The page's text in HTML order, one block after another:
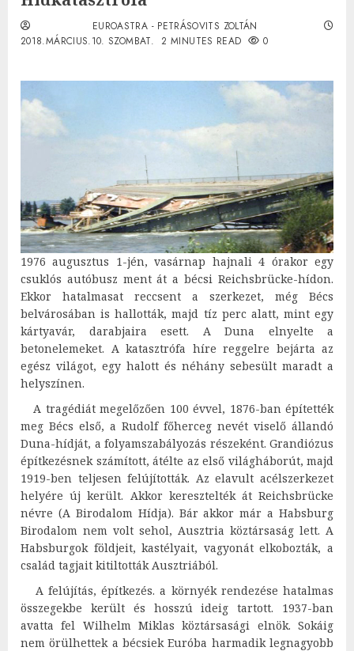
EUROASTRA - PETRÁSOVITS ZOLTÁN
2018.MÁRCIUS.10. SZOMBAT. 2 MINUTES READ 0
1976 augusztus 1-jén, vasárnap hajnali 4 órakor egy
csuklós autóbusz ment át a bécsi Reichsbrücke-hídon.
Ekkor hatalmasat reccsent a szerkezet, még Bécs
belvárosában is hallották, majd tíz perc alatt, mint egy
kártyavár, darabjaira esett. A Duna elnyelte a
betonelemeket. A katasztrófa híre reggelre bejárta az
egész világot, egy halott és néhány sebesült maradt a
helyszínen.
A tragédiát megelőzően 100 évvel, 1876-ban építették
meg Bécs első, a Rudolf főherceg nevét viselő állandó
Duna-hídját, a folyamszabályozás részeként. Grandiózus
építkezésnek számított, átélte az első világháborút, majd
1919-ben teljesen felújították. Az elavult acélszerkezet
helyére új került. Akkor keresztelték át Reichsbrücke
névre (A Birodalom Hídja). Bár akkor már a Habsburg
Birodalom nem volt sehol, Ausztria köztársaság lett. A
Habsburgok földjeit, kastélyait, vagyonát elkobozták, a
család tagjait kitiltották Ausztriából.
A felújítás, építkezés. a környék rendezése hatalmas
összegekbe került és hosszú ideig tartott. 1937-ban
avatta fel Wilhelm Miklas köztársasági elnök. Sokáig
nem örülhettek a bécsiek Euróba harmadik legnagyobb